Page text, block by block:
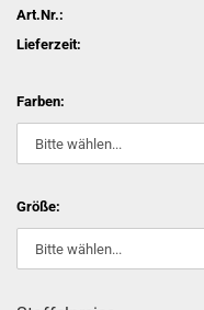
Art.Nr.:
Lieferzeit:
Farben:
Größe: